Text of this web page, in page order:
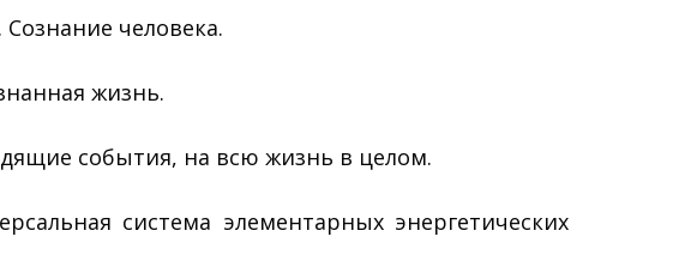
человека.
жизнь.
события, на всю жизнь в целом.
система элементарных энергетических